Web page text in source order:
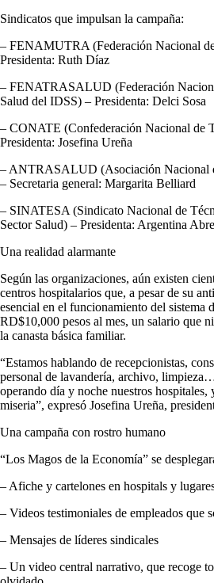
Sindicatos que impulsan la campaña:
– FENAMUTRA (Federación Nacional
Presidenta: Ruth Díaz
– FENATRASALUD (Federación
Salud del IDSS) – Presidenta: Delci Sosa
– CONATE (Confederación Nacional de
Presidenta: Josefina Ureña
– ANTRASALUD (Asociación Nacional
– Secretaria general: Margarita Belliard
– SINATESA (Sindicato Nacional de
Sector Salud) – Presidenta: Argentina
Una realidad alarmante
Según las organizaciones, aún existen
centros hospitalarios que, a pesar de su
esencial en el funcionamiento del sistema
RD$10,000 pesos al mes, un salario que
la canasta básica familiar.
“Estamos hablando de recepcionistas,
personal de lavandería, archivo,
operando día y noche nuestros hospitales,
miseria”, expresó Josefina Ureña,
Una campaña con rostro humano
“Los Magos de la Economía” se
– Afiche y cartelones en hospitals y
– Videos testimoniales de empleados que
– Mensajes de líderes sindicales
– Un video central narrativo, que recoge